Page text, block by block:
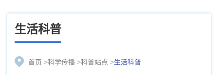
生活科普
首页 >科学传播 >科普站点 >生活科普